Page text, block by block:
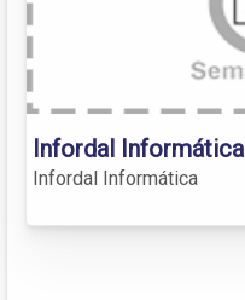
Infordal Informática
Infordal Informática